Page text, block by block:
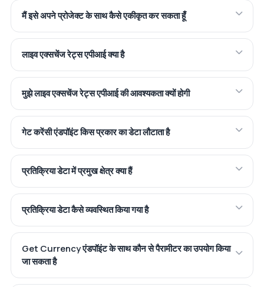
मैं इसे अपने प्रोजेक्ट के साथ कैसे एकीकृत कर सकता हूँ
लाइव एक्सचेंज रेट्स एपीआई क्या है
मुझे लाइव एक्सचेंज रेट्स एपीआई की आवश्यकता क्यों होगी
गेट करेंसी एंडपॉइंट किस प्रकार का डेटा लौटाता है
प्रतिक्रिया डेटा में प्रमुख क्षेत्र क्या हैं
प्रतिक्रिया डेटा कैसे व्यवस्थित किया गया है
Get Currency एंडपॉइंट के साथ कौन से पैरामीटर का उपयोग किया
जा सकता है
प्रतिक्रिया किस प्रारूप में है?
Zyla AI द्वारा उत्तरित